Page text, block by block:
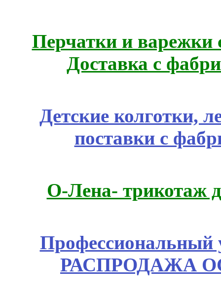
Перчатки и варежки
Доставка с
Детские колготки,
поставки с
О-Лена- трикотаж
Профессиональный
РАСПРОДАЖА